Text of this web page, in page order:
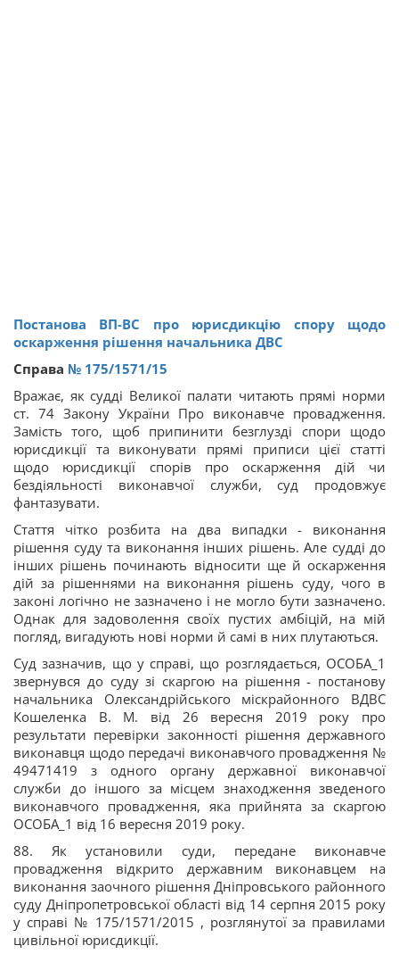
Постанова ВП-ВС про юрисдикцію спору щодо
оскарження рішення начальника ДВС
Справа № 175/1571/15
Вражає, як судді Великої палати читають прямі норми
ст. 74 Закону України Про виконавче провадження.
Замість того, щоб припинити безглузді спори щодо
юрисдикції та виконувати прямі приписи цієї статті
щодо юрисдикції спорів про оскарження дій чи
бездіяльності виконавчої служби, суд продовжує
фантазувати.
Стаття чітко розбита на два випадки - виконання
рішення суду та виконання інших рішень. Але судді до
інших рішень починають відносити ще й оскарження
дій за рішеннями на виконання рішень суду, чого в
законі логічно не зазначено і не могло бути зазначено.
Однак для задоволення своїх пустих амбіцій, на мій
погляд, вигадують нові норми й самі в них плутаються.
Суд зазначив, що у справі, що розглядається, ОСОБА_1
звернувся до суду зі скаргою на рішення - постанову
начальника Олександрійського міскрайонного ВДВС
Кошеленка В. М. від 26 вересня 2019 року про
результати перевірки законності рішення державного
виконавця щодо передачі виконавчого провадження №
49471419 з одного органу державної виконавчої
служби до іншого за місцем знаходження зведеного
виконавчого провадження, яка прийнята за скаргою
ОСОБА_1 від 16 вересня 2019 року.
88. Як установили суди, передане виконавче
провадження відкрито державним виконавцем на
виконання заочного рішення Дніпровського районного
суду Дніпропетровської області від 14 серпня 2015 року
у справі № 175/1571/2015 , розглянутої за правилами
цивільної юрисдикції.